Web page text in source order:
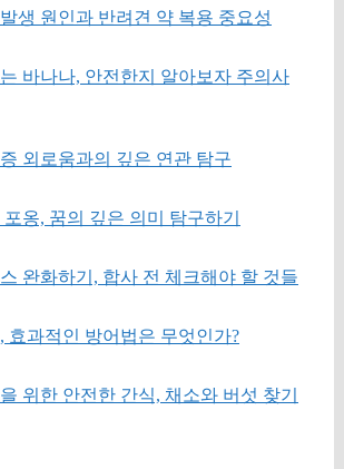
생 원인과 반려견 약 복용 중요성
바나나, 안전한지 알아보자 주의사
외로움과의 깊은 연관 탐구
옹, 꿈의 깊은 의미 탐구하기
완화하기, 합사 전 체크해야 할 것들
효과적인 방어법은 무엇인가?
위한 안전한 간식, 채소와 버섯 찾기